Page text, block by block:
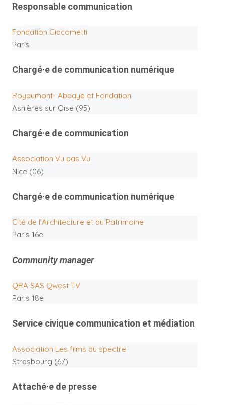
Responsable communication
Fondation Giacometti
Paris
Chargé·e de communication numérique
Royaumont- Abbaye et Fondation
Asnières sur Oise (95)
Chargé·e de communication
Association Vu pas Vu
Nice (06)
Chargé·e de communication numérique
Cité de l’Architecture et du Patrimoine
Paris 16e
Community manager
QRA SAS Qwest TV
Paris 18e
Service civique communication et médiation
Association Les films du spectre
Strasbourg (67)
Attaché·e de presse